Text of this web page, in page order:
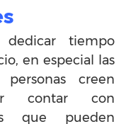
dedicar tiempo
en especial las
creen
contar con
que pueden